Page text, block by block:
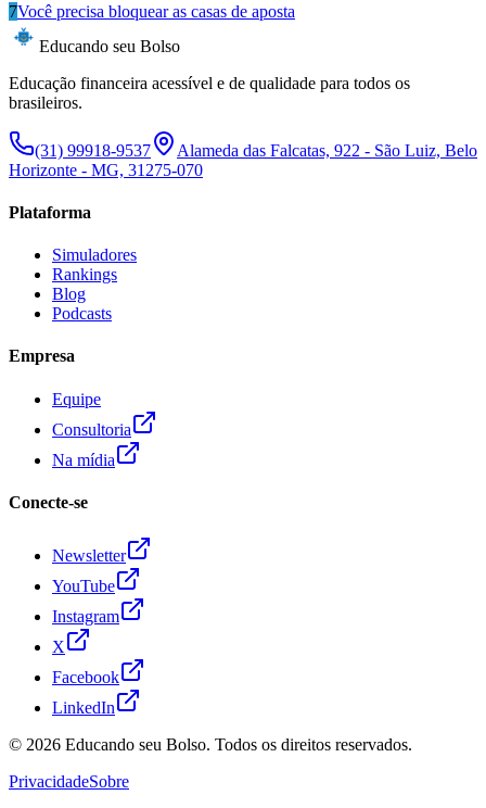
7Você precisa bloquear as casas de aposta
Educando seu Bolso
Educação financeira acessível e de qualidade para todos os
brasileiros.
(31) 99918-9537
Alameda das Falcatas, 922 - São Luiz, Belo
Horizonte - MG, 31275-070
Plataforma
Simuladores
Rankings
Blog
Podcasts
Empresa
Equipe
Consultoria
Na mídia
Conecte-se
Newsletter
YouTube
Instagram
X
Facebook
LinkedIn
© 2026 Educando seu Bolso. Todos os direitos reservados.
PrivacidadeSobre